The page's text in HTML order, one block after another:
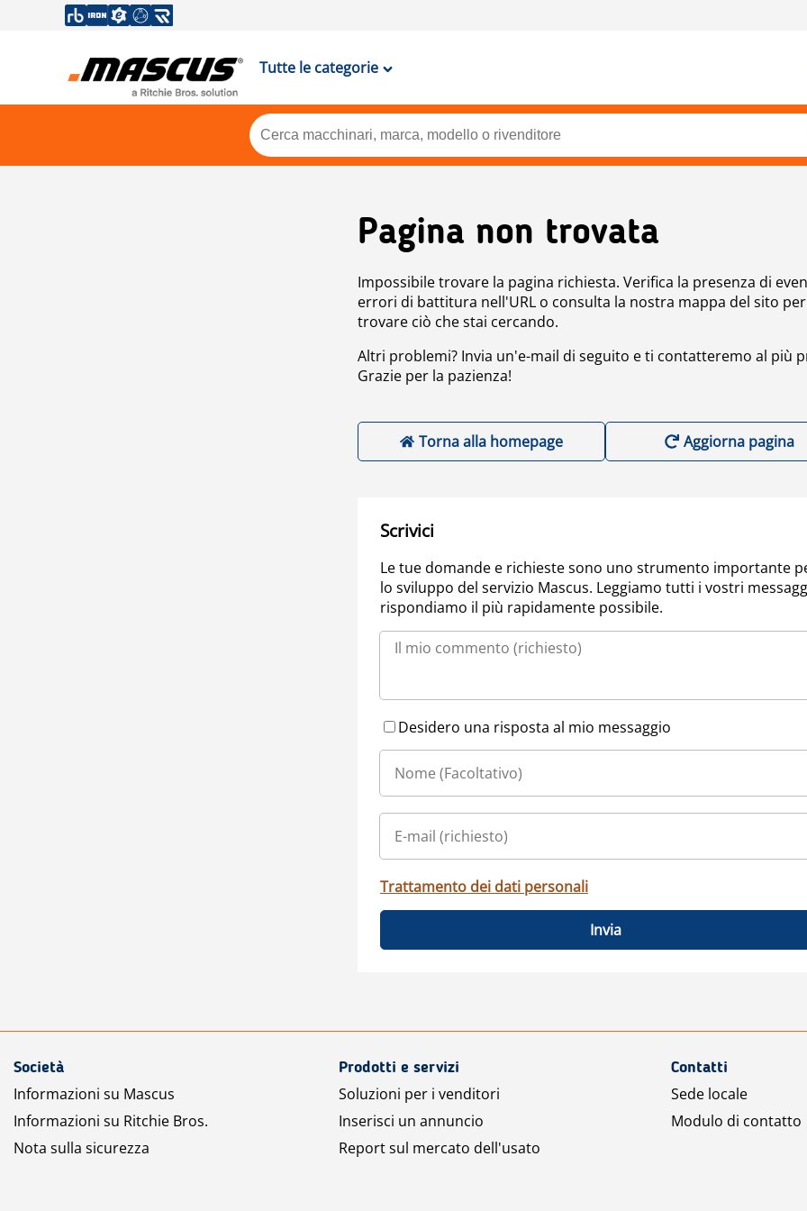
Tutte le categorie
Pagina non trovata
Impossibile trovare la pagina richiesta. Verifica la presenza di
errori di battitura nell'URL o consulta la nostra mappa del sito per
trovare ciò che stai cercando.
Altri problemi? Invia un'e-mail di seguito e ti contatteremo al più
Grazie per la pazienza!
Torna alla homepage Aggiorna pagina
Scrivici
Le tue domande e richieste sono uno strumento importante
lo sviluppo del servizio Mascus. Leggiamo tutti i vostri
rispondiamo il più rapidamente possibile.
Desidero una risposta al mio messaggio
Trattamento dei dati personali
Invia
Società
Informazioni su Mascus
Informazioni su Ritchie Bros.
Nota sulla sicurezza
Prodotti e servizi
Soluzioni per i venditori
Inserisci un annuncio
Report sul mercato dell'usato
Contatti
Sede locale
Modulo di contatto